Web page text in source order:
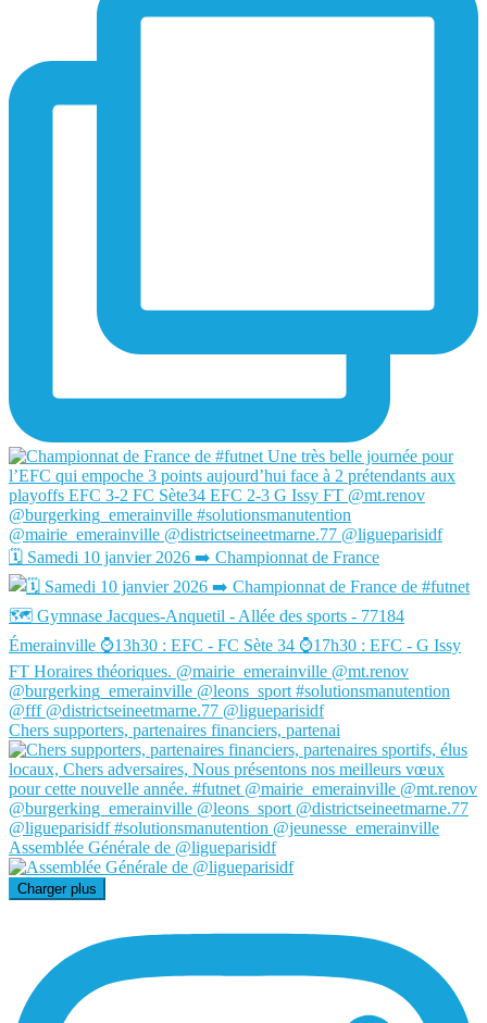
🗓️ Samedi 10 janvier 2026 ➡️ Championnat de France
Chers supporters, partenaires financiers, partenai
Assemblée Générale de @ligueparisidf
Charger plus